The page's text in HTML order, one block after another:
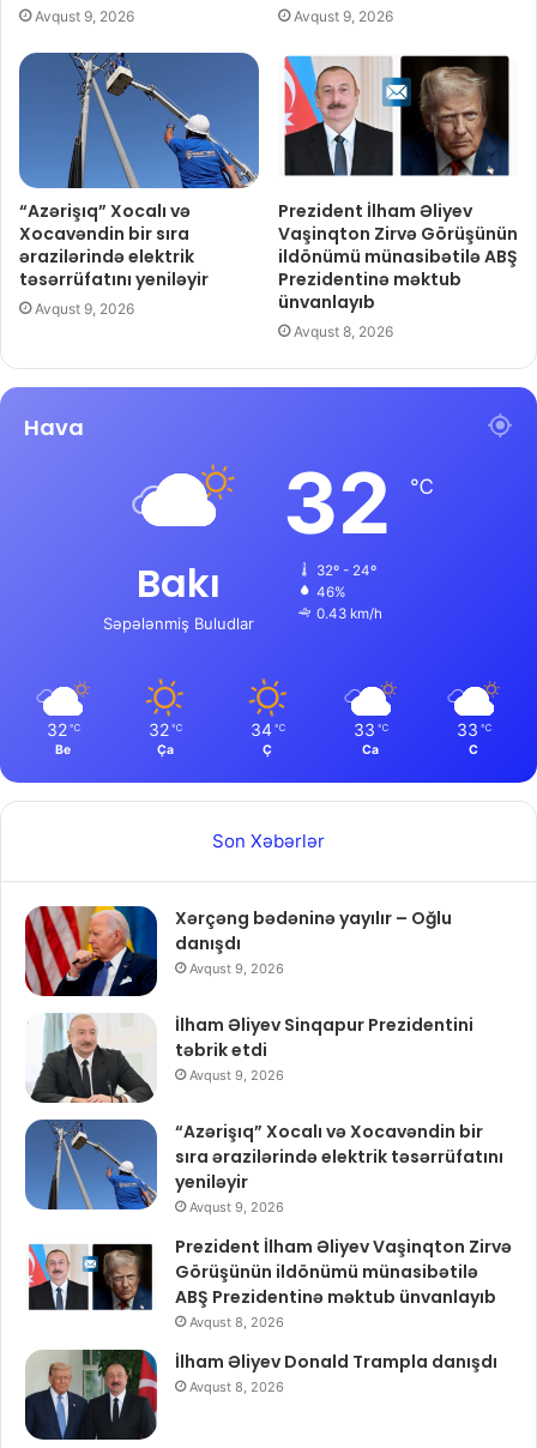
Avqust 9, 2026 Avqust 9, 2026
“Azərişıq” Xocalı və
Xocavəndin bir sıra
ərazilərində elektrik
təsərrüfatını yeniləyir
Avqust 9, 2026
Prezident İlham Əliyev
Vaşinqton Zirvə Görüşünün
ildönümü münasibətilə ABŞ
Prezidentinə məktub
ünvanlayıb
Avqust 8, 2026
Hava
Bakı
Səpələnmiş Buludlar
32 ℃
32º - 24º
46%
0.43 km/h
32 ℃
Be
32 ℃
Ça
34 ℃
Ç
33 ℃
Ca
33 ℃
C
Son Xəbərlər
Xərçəng bədəninə yayılır – Oğlu
danışdı
Avqust 9, 2026
İlham Əliyev Sinqapur Prezidentini
təbrik etdi
Avqust 9, 2026
“Azərişıq” Xocalı və Xocavəndin bir
sıra ərazilərində elektrik təsərrüfatını
yeniləyir
Avqust 9, 2026
Prezident İlham Əliyev Vaşinqton Zirvə
Görüşünün ildönümü münasibətilə
ABŞ Prezidentinə məktub ünvanlayıb
Avqust 8, 2026
İlham Əliyev Donald Trampla danışdı
Avqust 8, 2026